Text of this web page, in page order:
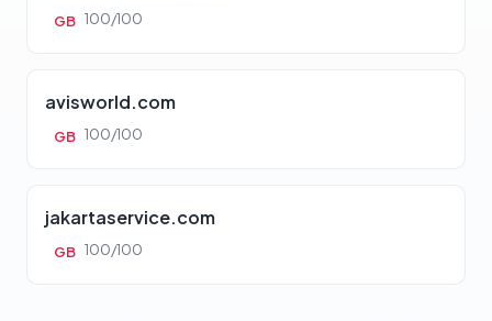
GB 100/100
avisworld.com
GB 100/100
jakartaservice.com
GB 100/100